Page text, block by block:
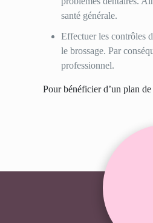
santé générale.
Effectuer les contrôles
le brossage. Par
professionnel.
Pour bénéficier d’un plan